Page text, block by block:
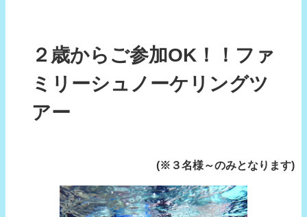
２歳からご参加OK！！ファ
ミリーシュノーケリングツ
アー
(※３名様～のみとなります)